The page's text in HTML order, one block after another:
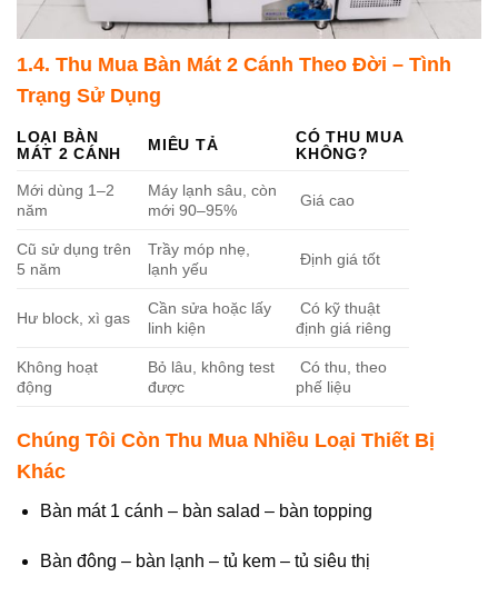
1.4. Thu Mua Bàn Mát 2 Cánh Theo Đời – Tình
Trạng Sử Dụng
LOẠI BÀN
MÁT 2 CÁNH
MIÊU TẢ
CÓ THU MUA
KHÔNG?
Mới dùng 1–2
năm
Máy lạnh sâu, còn
mới 90–95%
Giá cao
Cũ sử dụng trên
5 năm
Trầy móp nhẹ,
lạnh yếu
Định giá tốt
Hư block, xì gas
Cần sửa hoặc lấy
linh kiện
Có kỹ thuật
định giá riêng
Không hoạt
động
Bỏ lâu, không test
được
Có thu, theo
phế liệu
Chúng Tôi Còn Thu Mua Nhiều Loại Thiết Bị
Khác
Bàn mát 1 cánh – bàn salad – bàn topping
Bàn đông – bàn lạnh – tủ kem – tủ siêu thị